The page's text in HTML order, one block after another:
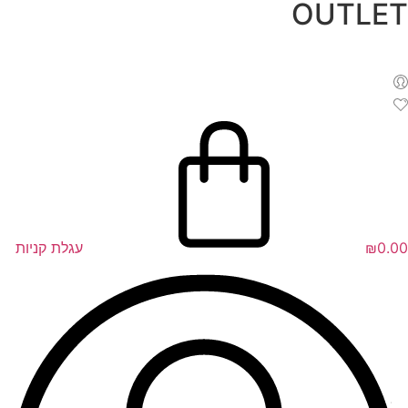
דלג
OUTLET
₪0.00 עגלת קניות